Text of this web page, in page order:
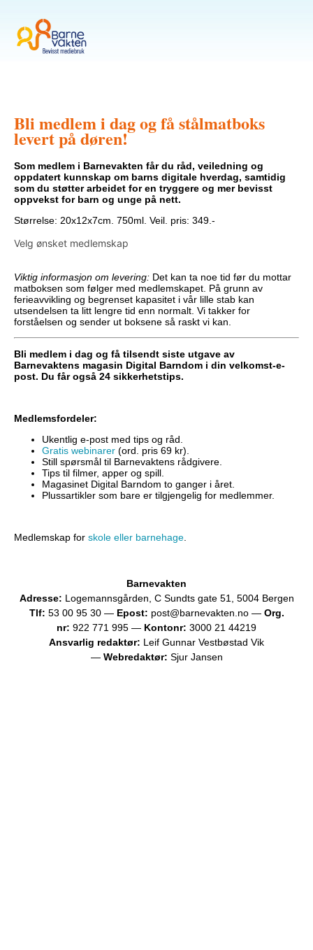
Bli medlem i dag og få stålmatboks
levert på døren!
Som medlem i Barnevakten får du råd, veiledning og
oppdatert kunnskap om barns digitale hverdag, samtidig
som du støtter arbeidet for en tryggere og mer bevisst
oppvekst for barn og unge på nett.
Størrelse: 20x12x7cm. 750ml. Veil. pris: 349.-
Velg ønsket medlemskap
Viktig informasjon om levering: Det kan ta noe tid før du mottar
matboksen som følger med medlemskapet. På grunn av
ferieavvikling og begrenset kapasitet i vår lille stab kan
utsendelsen ta litt lengre tid enn normalt. Vi takker for
forståelsen og sender ut boksene så raskt vi kan.
Bli medlem i dag og få tilsendt siste utgave av
Barnevaktens magasin Digital Barndom i din velkomst-e-
post. Du får også 24 sikkerhetstips.
Medlemsfordeler:
Ukentlig e-post med tips og råd.
Gratis webinarer (ord. pris 69 kr).
Still spørsmål til Barnevaktens rådgivere.
Tips til filmer, apper og spill.
Magasinet Digital Barndom to ganger i året.
Plussartikler som bare er tilgjengelig for medlemmer.
Medlemskap for skole eller barnehage
Barnevakten
Adresse: Logemannsgården, C Sundts gate 51, 5004 Bergen
Tlf: 53 00 95 30 — Epost: post@barnevakten.no — Org.
nr: 922 771 995 — Kontonr: 3000 21 44219
Ansvarlig redaktør: Leif Gunnar Vestbøstad Vik
— Webredaktør: Sjur Jansen